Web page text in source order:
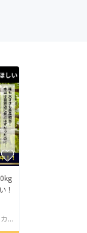
！
...